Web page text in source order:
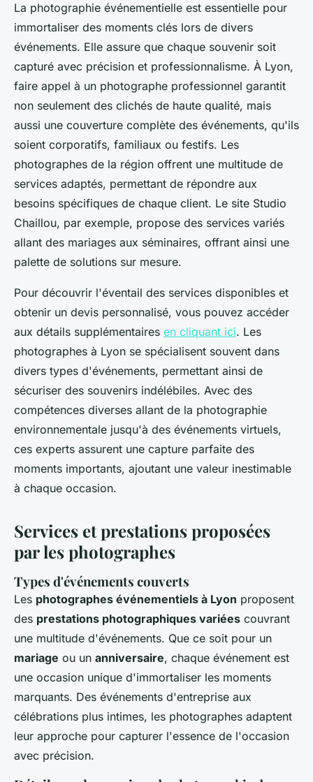
La photographie événementielle est essentielle pour
immortaliser des moments clés lors de divers
événements. Elle assure que chaque souvenir soit
capturé avec précision et professionnalisme. À Lyon,
faire appel à un photographe professionnel garantit
non seulement des clichés de haute qualité, mais
aussi une couverture complète des événements, qu'ils
soient corporatifs, familiaux ou festifs. Les
photographes de la région offrent une multitude de
services adaptés, permettant de répondre aux
besoins spécifiques de chaque client. Le site Studio
Chaillou, par exemple, propose des services variés
allant des mariages aux séminaires, offrant ainsi une
palette de solutions sur mesure.
Pour découvrir l'éventail des services disponibles et
obtenir un devis personnalisé, vous pouvez accéder
aux détails supplémentaires en cliquant ici. Les
photographes à Lyon se spécialisent souvent dans
divers types d'événements, permettant ainsi de
sécuriser des souvenirs indélébiles. Avec des
compétences diverses allant de la photographie
environnementale jusqu'à des événements virtuels,
ces experts assurent une capture parfaite des
moments importants, ajoutant une valeur inestimable
à chaque occasion.
Services et prestations proposées
par les photographes
Types d'événements couverts
Les photographes événementiels à Lyon proposent
des prestations photographiques variées couvrant
une multitude d'événements. Que ce soit pour un
mariage ou un anniversaire, chaque événement est
une occasion unique d'immortaliser les moments
marquants. Des événements d'entreprise aux
célébrations plus intimes, les photographes adaptent
leur approche pour capturer l'essence de l'occasion
avec précision.